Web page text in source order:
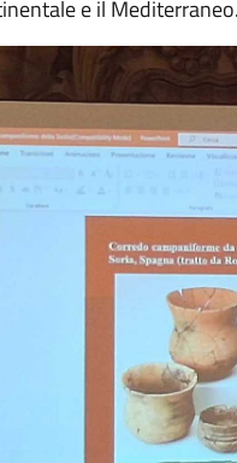
e il Mediterraneo.